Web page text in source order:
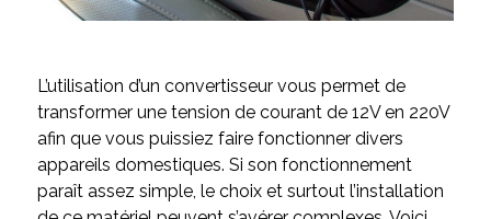
L’utilisation d’un convertisseur vous permet de
transformer une tension de courant de 12V en 220V
afin que vous puissiez faire fonctionner divers
appareils domestiques. Si son fonctionnement
paraît assez simple, le choix et surtout l’installation